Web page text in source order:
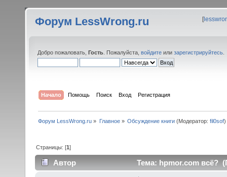
Форум LessWrong.ru [
Добро пожаловать, Гость . Пожалуйста, войдите или зарегистрируйтесь
Начало Помощь Поиск Вход Регистрация
Форум LessWrong.ru » Главное» Обсуждение книги(Модератор: fil0sof)
Страницы: [1]
Автор Тема: hpmor.com всё?